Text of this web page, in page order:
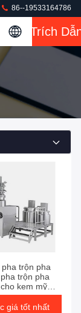
86--19533164786
Trích
trộn pha
trộn pha
kem mỹ
giá tốt nhất